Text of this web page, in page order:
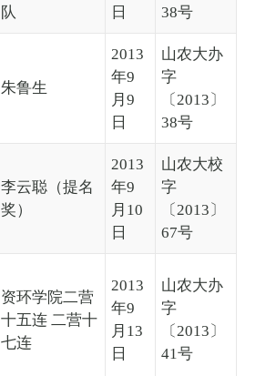
队
日
38号
朱鲁生
2013
年9
月9
日
山农大办
字
〔2013〕
38号
李云聪（提名
奖）
2013
年9
月10
日
山农大校
字
〔2013〕
67号
资环学院二营
十五连 二营十
七连
2013
年9
月13
日
山农大办
字
〔2013〕
41号